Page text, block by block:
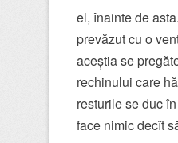
el, înainte de
prevăzut cu o
aceștia se
rechinului care
resturile se duc
face nimic decît